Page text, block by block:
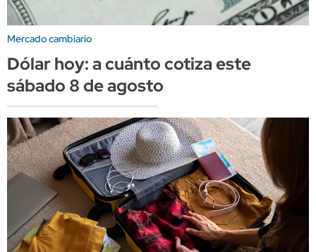
Mercado cambiario
Dólar hoy: a cuánto cotiza este
sábado 8 de agosto